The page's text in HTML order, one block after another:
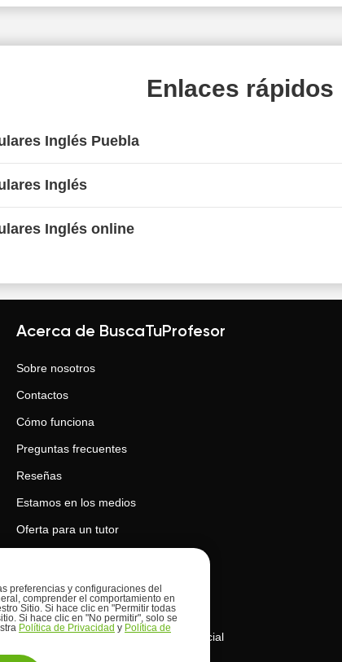
Enlaces rápidos
Inglés Puebla
Inglés
Inglés online
Acerca de BuscaTuProfesor
Sobre nosotros
Contactos
Cómo funciona
Preguntas frecuentes
Reseñas
Estamos en los medios
Oferta para un tutor
Política de privacidad
Política de cookies
Política de uso de la inteligencia artificial
preferencias y configuraciones del
comprender el comportamiento en
Sitio. Si hace clic en "Permitir todas
Si hace clic en "No permitir", solo se
Política de Privacidad y Política de